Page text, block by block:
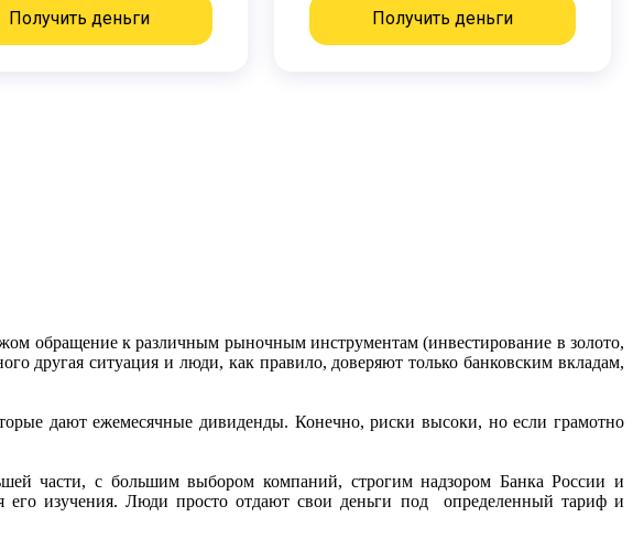
Получить деньги Получить деньги
обращение к различным рыночным инструментам (инвестирование в золото,
другая ситуация и люди, как правило, доверяют только банковским вкладам,
дают ежемесячные дивиденды. Конечно, риски высоки, но если грамотно
части, с большим выбором компаний, строгим надзором Банка России и
его изучения. Люди просто отдают свои деньги под определенный тариф и